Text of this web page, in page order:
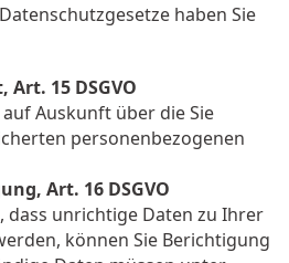
haben Sie
15 DSGVO
Auskunft über die Sie
personenbezogenen
Art. 16 DSGVO
dass unrichtige Daten zu Ihrer
können Sie Berichtigung